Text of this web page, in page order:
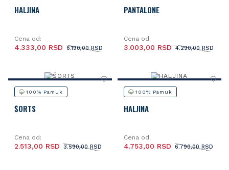
HALJINA
Cena od:
6.190,00 RSD
4.333,00 RSD
PANTALONE
Cena od:
4.290,00 RSD
3.003,00 RSD
100% Pamuk
ŠORTS
Cena od:
3.590,00 RSD
2.513,00 RSD
100% Pamuk
HALJINA
Cena od:
6.790,00 RSD
4.753,00 RSD